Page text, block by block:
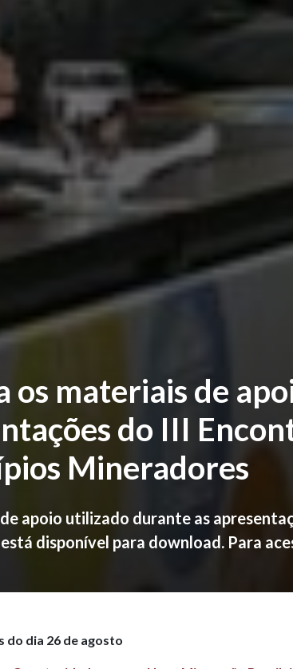
os materiais de
do III
Mineradores
apoio utilizado durante as
disponível para download. Para
do dia 26 de agosto